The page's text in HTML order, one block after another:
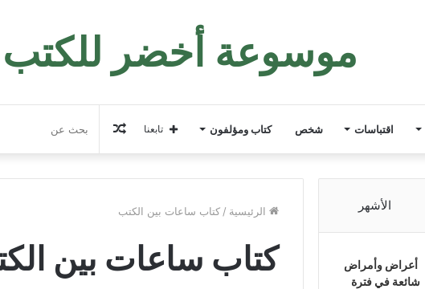
موسوعة أخضر للكتب
اقتباسات شخص كتاب ومؤلفون مقال
عشوائي
تابعنا
الرئيسية / كتاب ساعات بين الكتب
كتاب ساعات بين
الأشهر
أعراض وأمراض
شائعة في فترة